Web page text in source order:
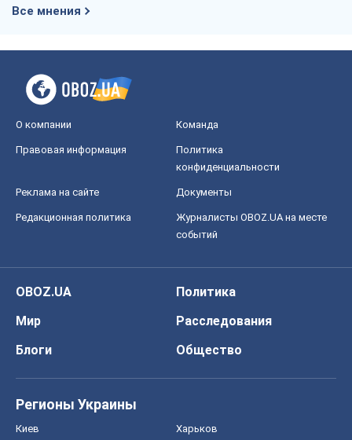
Все мнения
О компании Команда
Правовая информация
Политика
конфиденциальности
Реклама на сайте Документы
Редакционная политика
Журналисты OBOZ.UA на месте
событий
OBOZ.UA
Политика
Мир
Расследования
Блоги
Общество
Регионы Украины
Киев Харьков